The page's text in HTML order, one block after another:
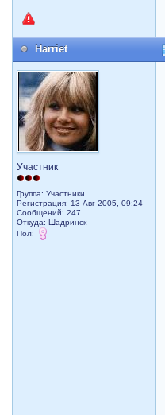
Harriet
Участник
Группа: Участники
Регистрация: 13 Авг 2005, 09:24
Сообщений: 247
Откуда: Шадринск
Пол: